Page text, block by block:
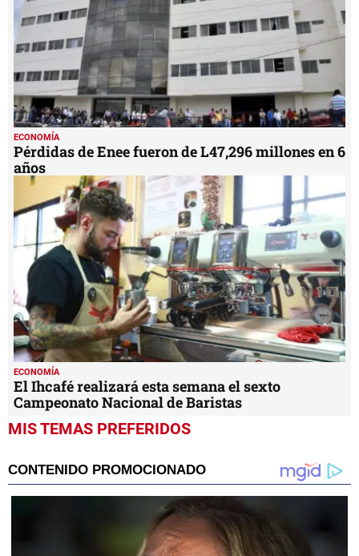
ECONOMÍA
Pérdidas de Enee fueron de L47,296 millones en 6
años
ECONOMÍA
El Ihcafé realizará esta semana el sexto
Campeonato Nacional de Baristas
MIS TEMAS PREFERIDOS